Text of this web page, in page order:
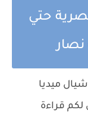
حتي
نصار
ميديا
لكم قراءة